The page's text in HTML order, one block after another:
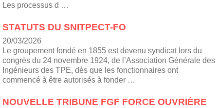
Les processus d …
STATUTS DU SNITPECT-FO
20/03/2026
Le groupement fondé en 1855 est devenu syndicat lors du
congrès du 24 novembre 1924, de l’Association Générale des
Ingénieurs des TPE, dès que les fonctionnaires ont
commencé à être autorisés à fonder …
NOUVELLE TRIBUNE FGF FORCE OUVRIÈRE